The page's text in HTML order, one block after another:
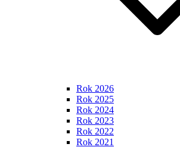
Rok 2026
Rok 2025
Rok 2024
Rok 2023
Rok 2022
Rok 2021